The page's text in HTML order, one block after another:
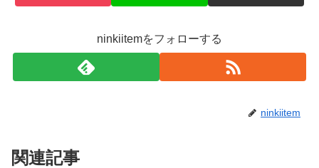
ninkiitemをフォローする
ninkiitem
関連記事